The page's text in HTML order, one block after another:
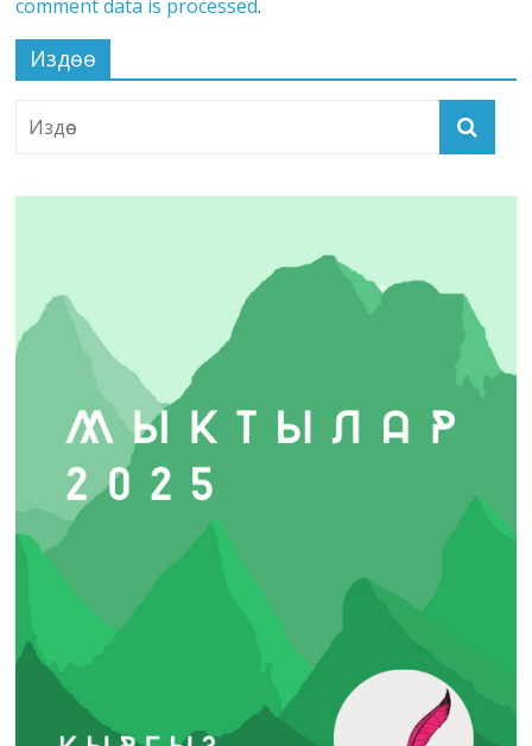
comment data is processed.
Издөө